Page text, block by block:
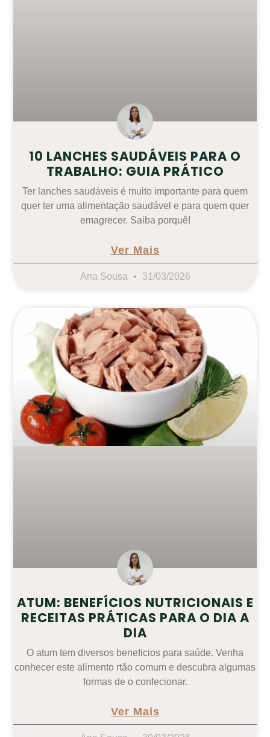
10 LANCHES SAUDÁVEIS PARA O
TRABALHO: GUIA PRÁTICO
Ter lanches saudáveis é muito importante para quem
quer ter uma alimentação saudável e para quem quer
emagrecer. Saiba porquê!
Ver Mais
Ana Sousa 31/03/2026
ATUM: BENEFÍCIOS NUTRICIONAIS E
RECEITAS PRÁTICAS PARA O DIA A
DIA
O atum tem diversos beneficios para saúde. Venha
conhecer este alimento rtão comum e descubra algumas
formas de o confecionar.
Ver Mais